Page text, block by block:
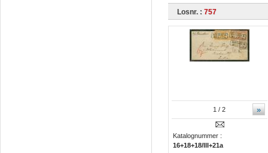
Losnr. : 757
»
1 / 2
Katalognummer :
16+18+18/III+21a